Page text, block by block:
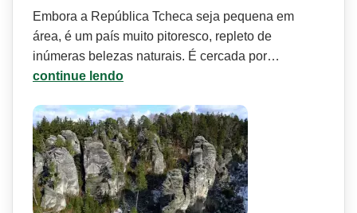
Embora a República Tcheca seja pequena em
área, é um país muito pitoresco, repleto de
inúmeras belezas naturais. É cercada por…
continue lendo